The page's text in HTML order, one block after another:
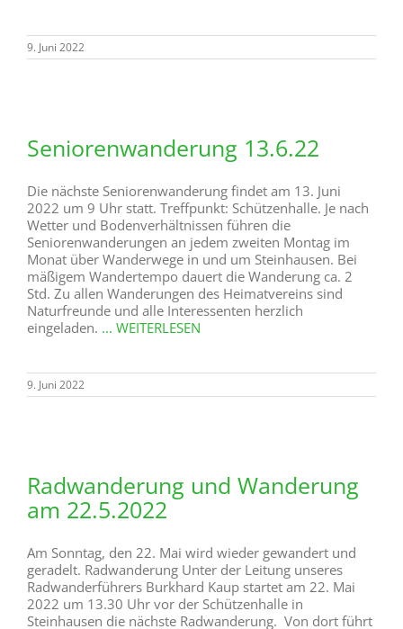
9. Juni 2022
Seniorenwanderung 13.6.22
Die nächste Seniorenwanderung findet am 13. Juni
2022 um 9 Uhr statt. Treffpunkt: Schützenhalle. Je nach
Wetter und Bodenverhältnissen führen die
Seniorenwanderungen an jedem zweiten Montag im
Monat über Wanderwege in und um Steinhausen. Bei
mäßigem Wandertempo dauert die Wanderung ca. 2
Std. Zu allen Wanderungen des Heimatvereins sind
Naturfreunde und alle Interessenten herzlich
eingeladen. ... WEITERLESEN
9. Juni 2022
Radwanderung und Wanderung
am 22.5.2022
Am Sonntag, den 22. Mai wird wieder gewandert und
geradelt. Radwanderung Unter der Leitung unseres
Radwanderführers Burkhard Kaup startet am 22. Mai
2022 um 13.30 Uhr vor der Schützenhalle in
Steinhausen die nächste Radwanderung. Von dort führt